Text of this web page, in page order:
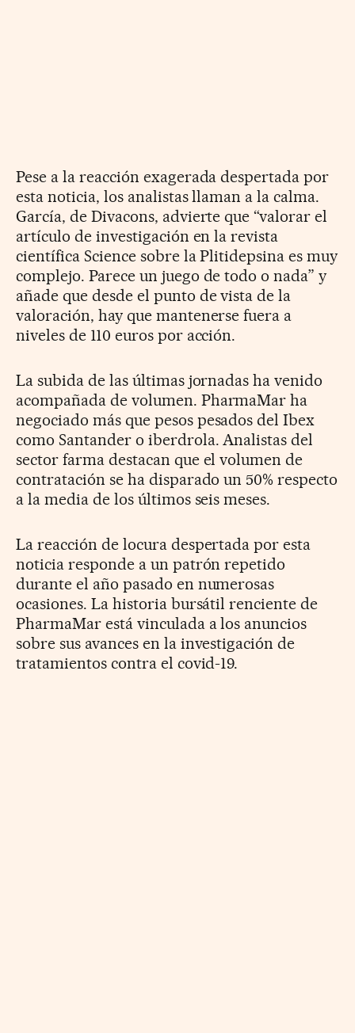
Pese a la reacción exagerada despertada por
esta noticia, los analistas llaman a la calma.
García, de Divacons, advierte que “valorar el
artículo de investigación en la revista
científica Science sobre la Plitidepsina es muy
complejo. Parece un juego de todo o nada” y
añade que desde el punto de vista de la
valoración, hay que mantenerse fuera a
niveles de 110 euros por acción.
La subida de las últimas jornadas ha venido
acompañada de volumen. PharmaMar ha
negociado más que pesos pesados del Ibex
como Santander o iberdrola. Analistas del
sector farma destacan que el volumen de
contratación se ha disparado un 50% respecto
a la media de los últimos seis meses.
La reacción de locura despertada por esta
noticia responde a un patrón repetido
durante el año pasado en numerosas
ocasiones. La historia bursátil renciente de
PharmaMar está vinculada a los anuncios
sobre sus avances en la investigación de
tratamientos contra el covid-19.